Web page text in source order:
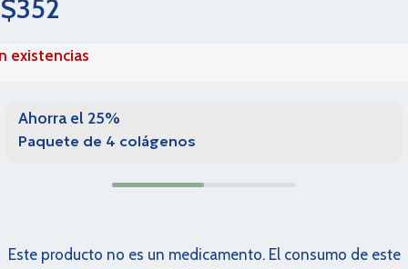
$352
existencias
Ahorra el 25%
Paquete de 4 colágenos
Este producto no es un medicamento. El consumo de este